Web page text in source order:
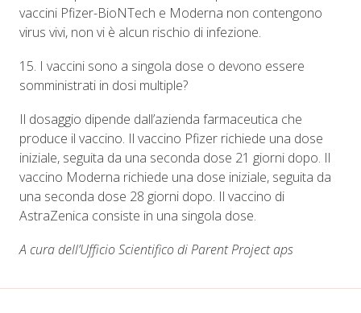
vaccini Pfizer-BioNTech e Moderna non contengono
virus vivi, non vi è alcun rischio di infezione.
15. I vaccini sono a singola dose o devono essere
somministrati in dosi multiple?
Il dosaggio dipende dall’azienda farmaceutica che
produce il vaccino. Il vaccino Pfizer richiede una dose
iniziale, seguita da una seconda dose 21 giorni dopo. Il
vaccino Moderna richiede una dose iniziale, seguita da
una seconda dose 28 giorni dopo. Il vaccino di
AstraZenica consiste in una singola dose.
A cura dell’Ufficio Scientifico di Parent Project aps